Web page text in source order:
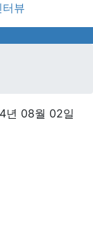
뷰
년 08월 02일